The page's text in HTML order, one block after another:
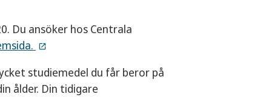
Du ansöker hos Centrala
studiemedel du får beror på
ålder. Din tidigare